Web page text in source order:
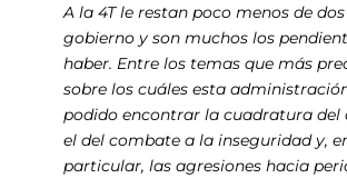
A la 4T le restan poco menos de
gobierno y son muchos los
haber. Entre los temas que más
sobre los cuáles esta
podido encontrar la cuadratura del
el del combate a la inseguridad y,
particular, las agresiones hacia